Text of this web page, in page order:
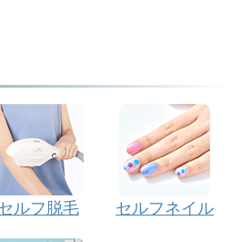
ルフ脱毛 セルフネイル